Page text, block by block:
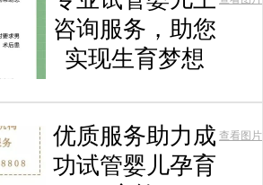
咨询服务，助您
实现生育梦想
优质服务助力成
功试管婴儿孕育
查看图片